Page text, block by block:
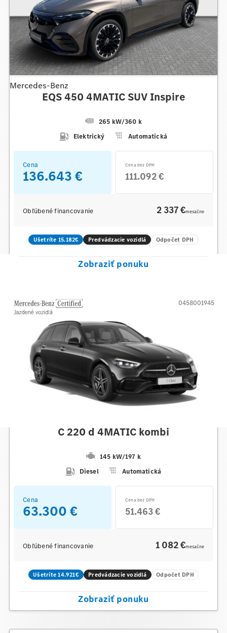
Mercedes-Benz
EQS 450 4MATIC SUV Inspire
265 kW/360 k
Elektrický
Automatická
Cena
136.643 €
Cena bez DPH
111.092 €
Obľúbené financovanie 2 337 €mesačne
Ušetríte 15.182€ Predvádzacie vozidlá Odpočet DPH
Zobraziť ponuku
C 220 d 4MATIC kombi
145 kW/197 k
Diesel
Automatická
0458001945
Cena
63.300 €
Cena bez DPH
51.463 €
Obľúbené financovanie 1 082 €mesačne
Ušetríte 14.921€ Predvádzacie vozidlá Odpočet DPH
Zobraziť ponuku